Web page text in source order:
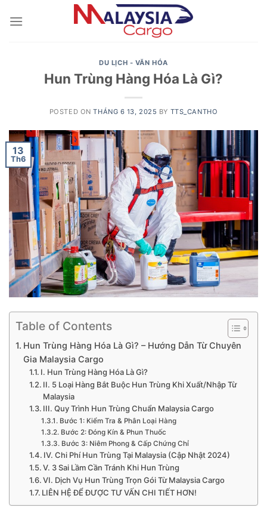
DU LỊCH - VĂN HÓA
Hun Trùng Hàng Hóa Là Gì?
POSTED ONTHÁNG 6 13, 2025 BY TTS_CANTHO
13
Th6
Table of Contents
Hun Trùng Hàng Hóa Là Gì? – Hướng Dẫn Từ Chuyên
Gia Malaysia Cargo
I. Hun Trùng Hàng Hóa Là Gì?
II. 5 Loại Hàng Bắt Buộc Hun Trùng Khi Xuất/Nhập Từ
Malaysia
III. Quy Trình Hun Trùng Chuẩn Malaysia Cargo
Bước 1: Kiểm Tra & Phân Loại Hàng
Bước 2: Đóng Kín & Phun Thuốc
Bước 3: Niêm Phong & Cấp Chứng Chỉ
IV. Chi Phí Hun Trùng Tại Malaysia (Cập Nhật 2024)
V. 3 Sai Lầm Cần Tránh Khi Hun Trùng
VI. Dịch Vụ Hun Trùng Trọn Gói Từ Malaysia Cargo
LIÊN HỆ ĐỂ ĐƯỢC TƯ VẤN CHI TIẾT HƠN!